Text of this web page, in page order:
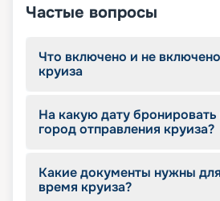
Частые вопросы
Что включено и не
круиза
На какую дату бронировать
город отправления круиза?
Какие документы нужны
время круиза?